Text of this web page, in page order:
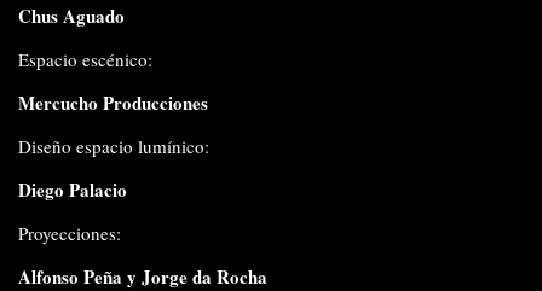
Chus Aguado
Espacio escénico:
Mercucho Producciones
Diseño espacio lumínico:
Diego Palacio
Proyecciones:
Alfonso Peña y Jorge da Rocha